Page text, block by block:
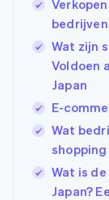
Wat zijn
Voldoen
Japan
E-
Wat
Wat is
Japan?